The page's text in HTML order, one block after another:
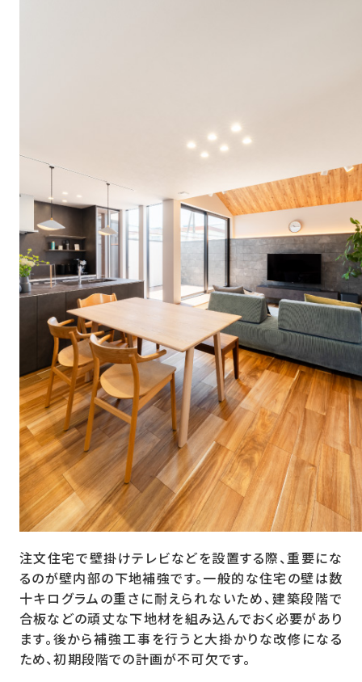
注文住宅で壁掛けテレビなどを設置する際、重要にな
るのが壁内部の下地補強です。一般的な住宅の壁は数
十キログラムの重さに耐えられないため、建築段階で
合板などの頑丈な下地材を組み込んでおく必要があり
ます。後から補強工事を行うと大掛かりな改修になる
ため、初期段階での計画が不可欠です。